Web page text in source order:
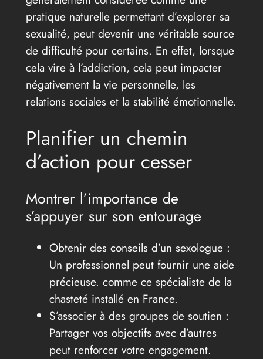
pratique naturelle permettant d’explorer sa
sexualité, peut devenir une véritable source
de difficulté pour certains. En effet, lorsque
cela vire à l’addiction, cela peut impacter
négativement la vie personnelle, les
relations sociales et la stabilité émotionnelle.
Planifier un chemin
d’action pour cesser
Montrer l’importance de
s’appuyer sur son entourage
Obtenir des conseils d’un sexologue :
Un professionnel peut fournir une aide
précieuse. comme ce spécialiste de la
chasteté installé en France.
S’associer à des groupes de soutien :
Partager vos objectifs avec d’autres
peut renforcer votre engagement.